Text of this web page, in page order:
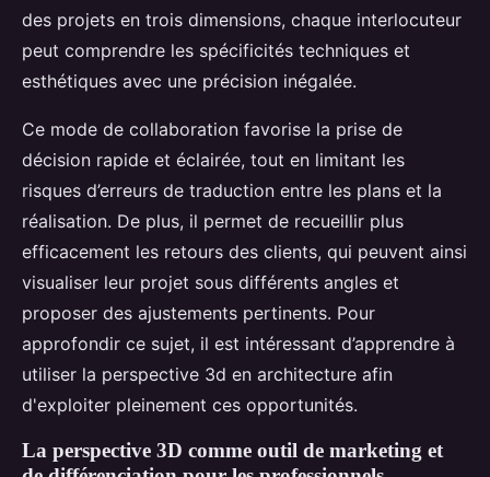
des projets en trois dimensions, chaque interlocuteur
peut comprendre les spécificités techniques et
esthétiques avec une précision inégalée.
Ce mode de collaboration favorise la prise de
décision rapide et éclairée, tout en limitant les
risques d’erreurs de traduction entre les plans et la
réalisation. De plus, il permet de recueillir plus
efficacement les retours des clients, qui peuvent ainsi
visualiser leur projet sous différents angles et
proposer des ajustements pertinents. Pour
approfondir ce sujet, il est intéressant d’apprendre à
utiliser la perspective 3d en architecture afin
d'exploiter pleinement ces opportunités.
La perspective 3D comme outil de marketing et